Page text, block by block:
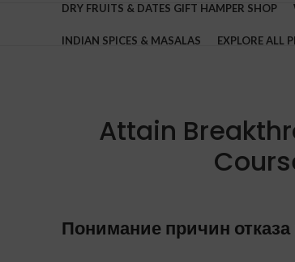
DRY FRUITS & DATES GIFT HAMPER SHOP
INDIAN SPICES & MASALAS EXPLORE ALL
Attain
Понимание причин